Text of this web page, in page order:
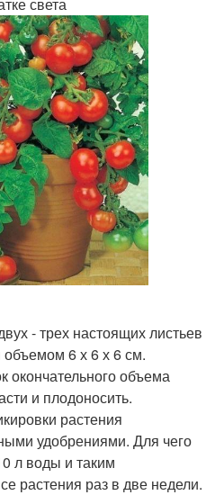
- трех настоящих листьев
6 х 6 х 6 см.
окончательного объема
и плодоносить.
растения
удобрениями. Для чего
л воды и таким
растения раз в две недели.